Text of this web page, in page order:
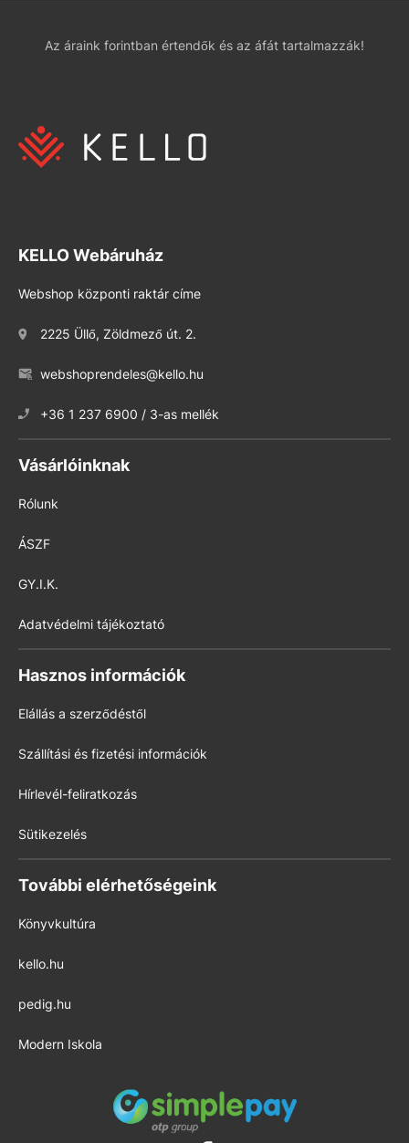
Az áraink forintban értendők és az áfát tartalmazzák!
KELLO Webáruház
Webshop központi raktár címe
2225 Üllő, Zöldmező út. 2.
webshoprendeles@kello.hu
+36 1 237 6900 / 3-as mellék
Vásárlóinknak
Rólunk
ÁSZF
GY.I.K.
Adatvédelmi tájékoztató
Hasznos információk
Elállás a szerződéstől
Szállítási és fizetési információk
Hírlevél-feliratkozás
Sütikezelés
További elérhetőségeink
Könyvkultúra
kello.hu
pedig.hu
Modern Iskola